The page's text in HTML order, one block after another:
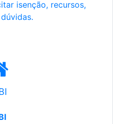
isenção, recursos,